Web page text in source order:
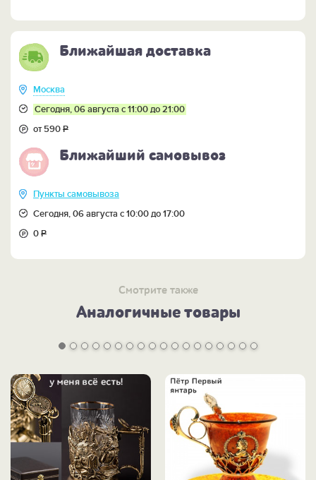
Ближайшая доставка
Москва
Сегодня, 06 августа с 11:00 до 21:00
от 590Р
Ближайший самовывоз
Пункты самовывоза
Сегодня, 06 августа с 10:00 до 17:00
0Р
Смотрите также
Аналогичные товары